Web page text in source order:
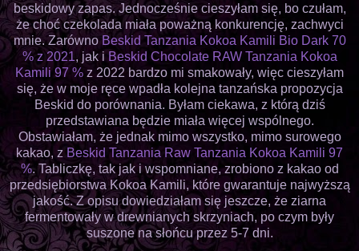
beskidowy zapas. Jednocześnie cieszyłam się, bo czułam,
że choć czekolada miała poważną konkurencję, zachwyci
mnie. ZarównoBeskid Tanzania Kokoa Kamili Bio Dark 70
% z 2021, jak i Beskid Chocolate RAW Tanzania Kokoa
Kamili 97 % z 2022 bardzo mi smakowały, więc cieszyłam
się, że w moje ręce wpadła kolejna tanzańska propozycja
Beskid do porównania. Byłam ciekawa, z którą dziś
przedstawiana będzie miała więcej wspólnego.
Obstawiałam, że jednak mimo wszystko, mimo surowego
kakao, z Beskid Tanzania Raw Tanzania Kokoa Kamili 97
%. Tabliczkę, tak jak i wspomniane, zrobiono z kakao od
przedsiębiorstwa Kokoa Kamili, które gwarantuje najwyższą
jakość. Z opisu dowiedziałam się jeszcze, że ziarna
fermentowały w drewnianych skrzyniach, po czym były
suszone na słońcu przez 5-7 dni.